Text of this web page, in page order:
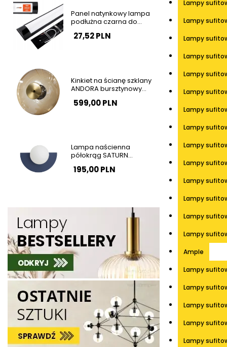
Panel natynkowy lampa
podłużna czarna do
barwa neutralna SLP2934
27,52 PLN
Kinkiet na ścianę szklany
ANDORA bursztynowy
do sypialni okrągły
599,00 PLN
Lampa naścienna
półokrąg SATURN
1xG9 do salonu kula 12601
195,00 PLN
Lampy
Lampy
Lampy
Lampy
Lampy
Lampy
Lampy
Lampy
Lampy
Lampy
Lampy
Lampy
Lampy
Lampy
Ample
Lampy
Lampy
Lampy
Lampy
Lampy